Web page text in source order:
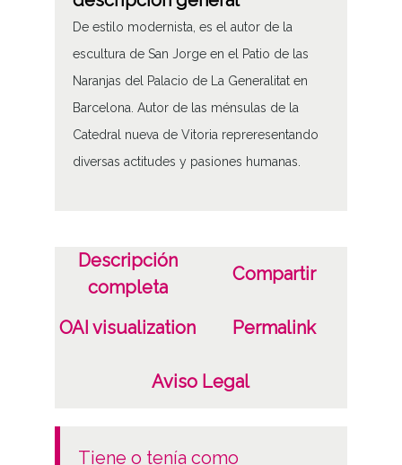
De estilo modernista, es el autor de la
escultura de San Jorge en el Patio de las
Naranjas del Palacio de La Generalitat en
Barcelona. Autor de las ménsulas de la
Catedral nueva de Vitoria repreresentando
diversas actitudes y pasiones humanas.
Descripción
completa
Compartir
OAI visualization Permalink
Aviso Legal
tiene o tenía como